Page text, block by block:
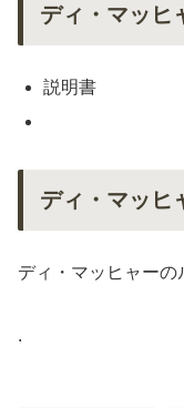
ディ・マッヒ
説明書
ディ・マッヒ
ディ・マッヒャーの
.